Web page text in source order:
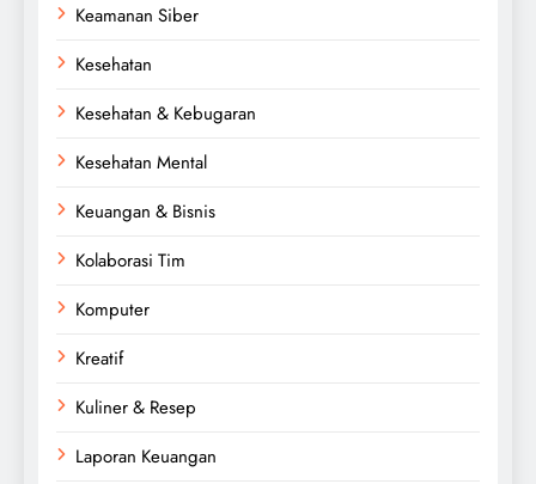
Keamanan Siber
Kesehatan
Kesehatan & Kebugaran
Kesehatan Mental
Keuangan & Bisnis
Kolaborasi Tim
Komputer
Kreatif
Kuliner & Resep
Laporan Keuangan